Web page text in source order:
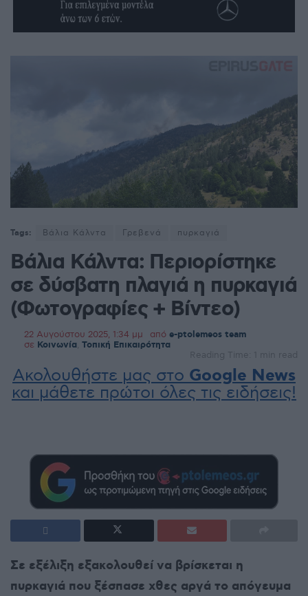
Tags: Βάλια Κάλντα Γρεβενά πυρκαγιά
Βάλια Κάλντα: Περιορίστηκε
σε δύσβατη πλαγιά η πυρκαγιά
(Φωτογραφίες + Βίντεο)
22 Αυγούστου 2025, 1:34 μμ από e-ptolemeos team
σε Κοινωνία Τοπική Επικαιρότητα
Reading Time: 1 min read
Ακολουθήστε μας στο Google News
και μάθετε πρώτοι όλες τις ειδήσεις!
Σε εξέλιξη εξακολουθεί να βρίσκεται η
πυρκαγιά που ξέσπασε χθες αργά το απόγευμα